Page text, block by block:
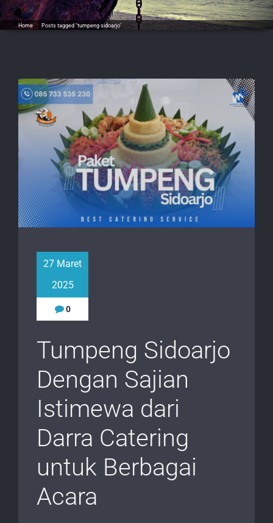
Home / Posts tagged "tumpeng sidoarjo"
27 Maret
2025
0
Tumpeng Sidoarjo
Dengan Sajian
Istimewa dari
Darra Catering
untuk Berbagai
Acara